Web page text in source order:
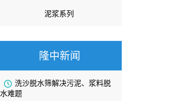
泥浆系列
隆中新闻
洗沙脱水筛解决污泥、浆料脱
水难题